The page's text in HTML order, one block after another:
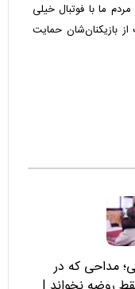
ما با فوتبال خیلی
بازیکنان‌شان حمایت
مداحی که در